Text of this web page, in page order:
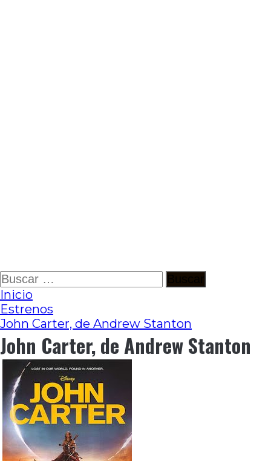
Ir
al
contenido
Buscar:
Inicio
Estrenos
John Carter, de Andrew Stanton
John Carter, de Andrew Stanton